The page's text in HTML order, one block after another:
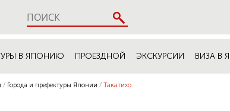
В ЯПОНИЮ ПРОЕЗДНОЙ ЭКСКУРСИИ ВИЗА В
Города и префектуры Японии Такатихо